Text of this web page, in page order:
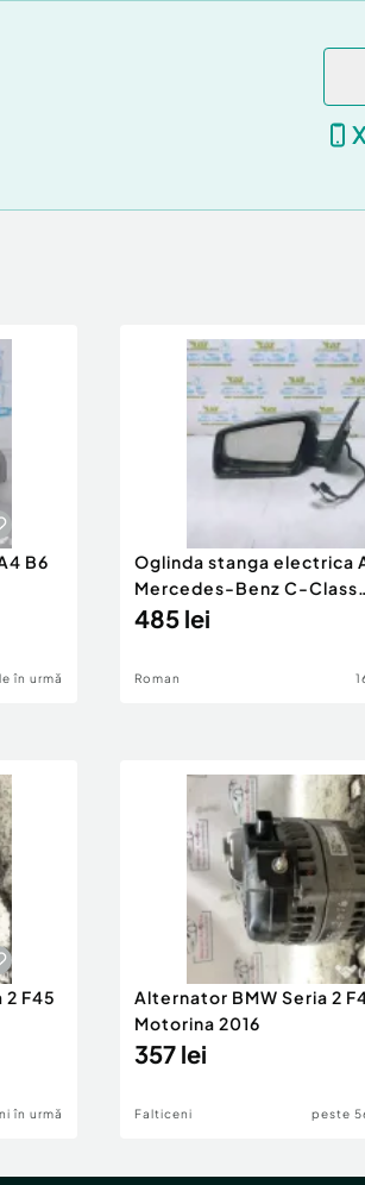
B6
în urmă
Oglinda stanga electrica
Mercedes-Benz C-Class
W204/S204 [200
485 lei
Roman
2 F45
în urmă
Alternator BMW Seria 2
Motorina 2016
357 lei
Falticeni peste